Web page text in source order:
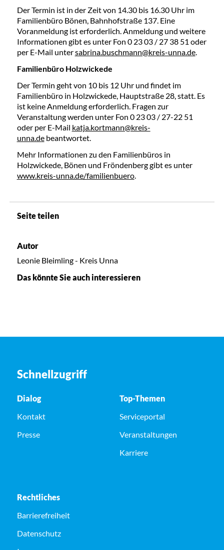
Der Termin ist in der Zeit von 14.30 bis 16.30 Uhr im
Familienbüro Bönen, Bahnhofstraße 137. Eine
Voranmeldung ist erforderlich. Anmeldung und weitere
Informationen gibt es unter Fon 0 23 03 / 27 38 51 oder
per E-Mail untersabrina.buschmann@kreis-unna.de.
Familienbüro Holzwickede
Der Termin geht von 10 bis 12 Uhr und findet im
Familienbüro in Holzwickede, Hauptstraße 28, statt. Es
ist keine Anmeldung erforderlich. Fragen zur
Veranstaltung werden unter Fon 0 23 03 / 27-22 51
oder per E-Mail katja.kortmann@kreis-
unna.debeantwortet.
Mehr Informationen zu den Familienbüros in
Holzwickede, Bönen und Fröndenberg gibt es unter
www.kreis-unna.de/familienbuero.
Seite teilen
Autor
Leonie Bleimling - Kreis Unna
Das könnte Sie auch interessieren
Schnellzugriff
Dialog
Kontakt
Presse
Top-Themen
Serviceportal
Veranstaltungen
Karriere
Rechtliches
Barrierefreiheit
Datenschutz